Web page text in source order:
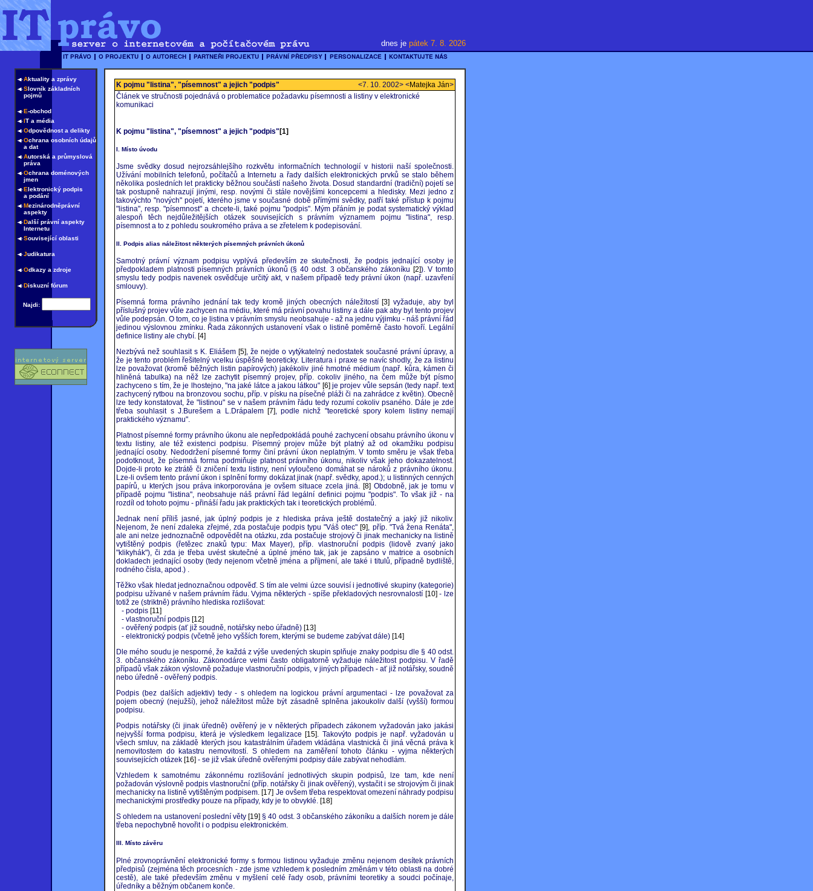
dnes je pátek 7. 8. 2026
Aktuality a zprávy
Slovník základních
pojmů
E-obchod
IT a média
Odpovědnost a delikty
Ochrana osobních údajů
a dat
Autorská a průmyslová
práva
Ochrana doménových
jmen
Elektronický podpis
a podání
Mezinárodněprávní
aspekty
Další právní aspekty
Internetu
Související oblasti
Judikatura
Odkazy a zdroje
Diskuzní fórum
Najdi:
K pojmu "listina", "písemnost" a jejich "podpis" <7. 10. 2002> <Matejka Ján>
Článek ve stručnosti pojednává o problematice požadavku písemnosti a listiny v elektronické
komunikaci
K pojmu "listina", "písemnost" a jejich "podpis" [1]
I. Místo úvodu
Jsme svědky dosud nejrozsáhlejšího rozkvětu informačních technologií v historii naší společnosti.
Užívání mobilních telefonů, počítačů a Internetu a řady dalších elektronických prvků se stalo během
několika posledních let prakticky běžnou součástí našeho života. Dosud standardní (tradiční) pojetí se
tak postupně nahrazují jinými, resp. novými či stále novějšími koncepcemi a hledisky. Mezi jedno z
takovýchto "nových" pojetí, kterého jsme v současné době přímými svědky, patří také přístup k pojmu
"listina", resp. "písemnost" a chcete-li, také pojmu "podpis". Mým přáním je podat systematický výklad
alespoň těch nejdůležitějších otázek souvisejících s právním významem pojmu "listina", resp.
písemnost a to z pohledu soukromého práva a se zřetelem k podepisování.
II. Podpis alias náležitost některých písemných právních úkonů
Samotný právní význam podpisu vyplývá především ze skutečnosti, že podpis jednající osoby je
předpokladem platnosti písemných právních úkonů (§ 40 odst. 3 občanského zákoníku [2]). V tomto
smyslu tedy podpis navenek osvědčuje určitý akt, v našem případě tedy právní úkon (např. uzavření
smlouvy).
Písemná forma právního jednání tak tedy kromě jiných obecných náležitostí[3] vyžaduje, aby byl
příslušný projev vůle zachycen na médiu, které má právní povahu listiny a dále pak aby byl tento projev
vůle podepsán. O tom, co je listina v právním smyslu neobsahuje - až na jednu výjimku - náš právní řád
jedinou výslovnou zmínku. Řada zákonných ustanovení však o listině poměrně často hovoří. Legální
definice listiny ale chybí. [4]
Nezbývá než souhlasit s K. Eliášem [5], že nejde o vytýkatelný nedostatek současné právní úpravy, a
že je tento problém řešitelný vcelku úspěšně teoreticky. Literatura i praxe se navíc shodly, že za listinu
lze považovat (kromě běžných listin papírových) jakékoliv jiné hmotné médium (např. kůra, kámen či
hliněná tabulka) na něž lze zachytit písemný projev, příp. cokoliv jiného, na čem může být písmo
zachyceno s tím, že je lhostejno, "na jaké látce a jakou látkou" [6] je projev vůle sepsán (tedy např. text
zachycený rytbou na bronzovou sochu, příp. v písku na písečné pláži či na zahrádce z květin). Obecně
lze tedy konstatovat, že "listinou" se v našem právním řádu tedy rozumí cokoliv psaného. Dále je zde
třeba souhlasit s J.Burešem a L.Drápalem[7], podle nichž "teoretické spory kolem listiny nemají
praktického významu".
Platnost písemné formy právního úkonu ale nepředpokládá pouhé zachycení obsahu právního úkonu v
textu listiny, ale též existenci podpisu. Písemný projev může být platný až od okamžiku podpisu
jednající osoby. Nedodržení písemné formy činí právní úkon neplatným. V tomto směru je však třeba
podotknout, že písemná forma podmiňuje platnost právního úkonu, nikoliv však jeho dokazatelnost.
Dojde-li proto ke ztrátě či zničení textu listiny, není vyloučeno domáhat se nároků z právního úkonu.
Lze-li ovšem tento právní úkon i splnění formy dokázat jinak (např. svědky, apod.); u listinných cenných
papírů, u kterých jsou práva inkorporována je ovšem situace zcela jiná.[8] Obdobně, jak je tomu v
případě pojmu "listina", neobsahuje náš právní řád legální definici pojmu "podpis". To však již - na
rozdíl od tohoto pojmu - přináší řadu jak praktických tak i teoretických problémů.
Jednak není příliš jasné, jak úplný podpis je z hlediska práva ještě dostatečný a jaký již nikoliv.
Nejenom, že není zdaleka zřejmé, zda postačuje podpis typu "Váš otec" [9], příp. "Tvá žena Renáta",
ale ani nelze jednoznačně odpovědět na otázku, zda postačuje strojový či jinak mechanicky na listině
vytištěný podpis (řetězec znaků typu: Max Mayer), příp. vlastnoruční podpis (lidově zvaný jako
"klikyhák"), či zda je třeba uvést skutečné a úplné jméno tak, jak je zapsáno v matrice a osobních
dokladech jednající osoby (tedy nejenom včetně jména a příjmení, ale také i titulů, případně bydliště,
rodného čísla, apod.) .
Těžko však hledat jednoznačnou odpověď. S tím ale velmi úzce souvisí i jednotlivé skupiny (kategorie)
podpisu užívané v našem právním řádu. Vyjma některých - spíše překladových nesrovnalostí [10] - lze
totiž ze (striktně) právního hlediska rozlišovat:
- podpis [11]
- vlastnoruční podpis [12]
- ověřený podpis (ať již soudně, notářsky nebo úřadně) [13]
- elektronický podpis (včetně jeho vyšších forem, kterými se budeme zabývat dále) [14]
Dle mého soudu je nesporné, že každá z výše uvedených skupin splňuje znaky podpisu dle § 40 odst.
3. občanského zákoníku. Zákonodárce velmi často obligatorně vyžaduje náležitost podpisu. V řadě
případů však zákon výslovně požaduje vlastnoruční podpis, v jiných případech - ať již notářsky, soudně
nebo úředně - ověřený podpis.
Podpis (bez dalších adjektiv) tedy - s ohledem na logickou právní argumentaci - lze považovat za
pojem obecný (nejužší), jehož náležitost může být zásadně splněna jakoukoliv další (vyšší) formou
podpisu.
Podpis notářsky (či jinak úředně) ověřený je v některých případech zákonem vyžadován jako jakási
nejvyšší forma podpisu, která je výsledkem legalizace [15]. Takovýto podpis je např. vyžadován u
všech smluv, na základě kterých jsou katastrálním úřadem vkládána vlastnická či jiná věcná práva k
nemovitostem do katastru nemovitostí. S ohledem na zaměření tohoto článku - vyjma některých
souvisejících otázek [16] - se již však úředně ověřenými podpisy dále zabývat nehodlám.
Vzhledem k samotnému zákonnému rozlišování jednotlivých skupin podpisů, lze tam, kde není
požadován výslovně podpis vlastnoruční (příp. notářsky či jinak ověřený), vystačit i se strojovým či jinak
mechanicky na listině vytištěným podpisem. [17] Je ovšem třeba respektovat omezení náhrady podpisu
mechanickými prostředky pouze na případy, kdy je to obvyklé. [18]
S ohledem na ustanovení poslední věty[19] § 40 odst. 3 občanského zákoníku a dalších norem je dále
třeba nepochybně hovořit i o podpisu elektronickém.
III. Místo závěru
Plné zrovnoprávnění elektronické formy s formou listinou vyžaduje změnu nejenom desítek právních
předpisů (zejména těch procesních - zde jsme vzhledem k posledním změnám v této oblasti na dobré
cestě), ale také především změnu v myšlení celé řady osob, právními teoretiky a soudci počínaje,
úředníky a běžným občanem konče.